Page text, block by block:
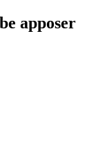
apposer